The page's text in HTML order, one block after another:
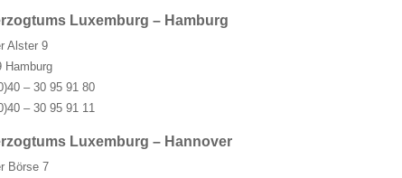
Luxemburg – Hamburg
Alster 9
Hamburg
– 30 95 91 80
– 30 95 91 11
Luxemburg – Hannover
Börse 7